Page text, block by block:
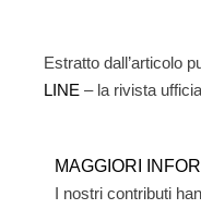
Estratto dall’articolo
LINE – la rivista
MAGGIORI
I nostri contributi